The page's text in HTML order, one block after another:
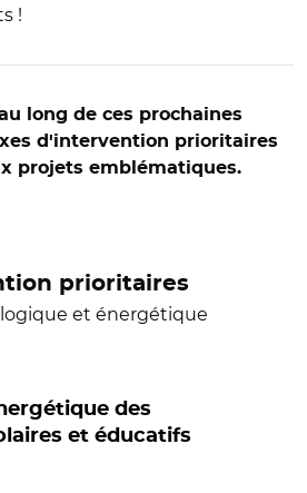
!
long de ces prochaines
d'intervention prioritaires
projets emblématiques.
prioritaires
et énergétique
des
et éducatifs